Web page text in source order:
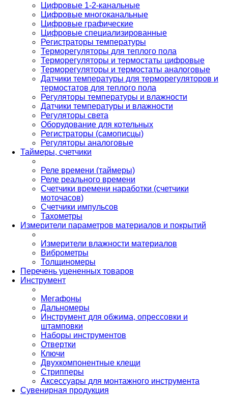
Цифровые 1-2-канальные
Цифровые многоканальные
Цифровые графические
Цифровые специализированные
Регистраторы температуры
Терморегуляторы для теплого пола
Терморегуляторы и термостаты цифровые
Терморегуляторы и термостаты аналоговые
Датчики температуры для терморегуляторов и
термостатов для теплого пола
Регуляторы температуры и влажности
Датчики температуры и влажности
Регуляторы света
Оборудование для котельных
Регистраторы (самописцы)
Регуляторы аналоговые
Таймеры, счетчики
Реле времени (таймеры)
Реле реального времени
Счетчики времени наработки (счетчики
моточасов)
Счетчики импульсов
Тахометры
Измерители параметров материалов и покрытий
Измерители влажности материалов
Виброметры
Толщиномеры
Перечень уцененных товаров
Инструмент
Мегафоны
Дальномеры
Инструмент для обжима, опрессовки и
штамповки
Наборы инструментов
Отвертки
Ключи
Двухкомпонентные клещи
Стрипперы
Аксессуары для монтажного инструмента
Сувенирная продукция